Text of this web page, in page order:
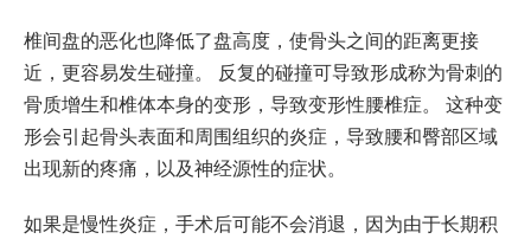
椎间盘的恶化也降低了盘高度，使骨头之间的距离更接
近，更容易发生碰撞。 反复的碰撞可导致形成称为骨刺的
骨质增生和椎体本身的变形，导致变形性腰椎症。 这种变
形会引起骨头表面和周围组织的炎症，导致腰和臀部区域
出现新的疼痛，以及神经源性的症状。
如果是慢性炎症，手术后可能不会消退，因为由于长期积